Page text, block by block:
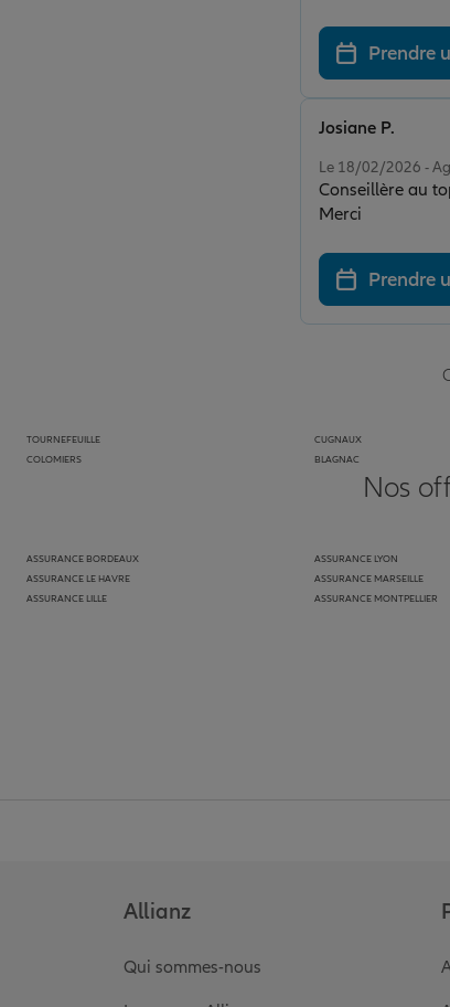
Prendre
Le 18/02/2026 -
Conseillère au
Merci
Josiane P.
Prendre
TOURNEFEUILLE
COLOMIERS
CUGNAUX
BLAGNAC
Nos
ASSURANCE BORDEAUX
ASSURANCE LE HAVRE
ASSURANCE LILLE
ASSURANCE LYON
ASSURANCE MARSEILLE
ASSURANCE MONTPELLIER
Allianz
Qui sommes-nous